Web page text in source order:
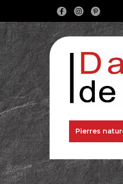
Main Navigation
Pierres